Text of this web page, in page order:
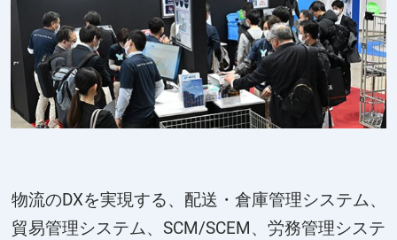
物流のDXを実現する、配送・倉庫管理システム、
貿易管理システム、SCM/SCEM、労務管理システ